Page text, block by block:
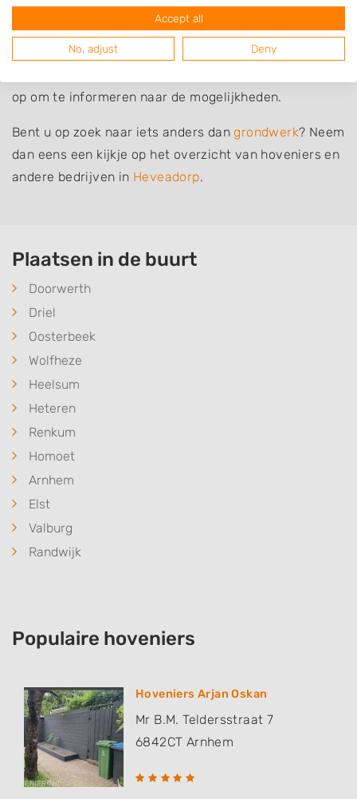
Bent u op zoek naar iemand die u kan helpen bij
grondwerk of grondverzet? De bedrijven in de lijst
hieronder uit Heveadorp en omgeving kunnen u
op om te informeren naar de mogelijkheden.
Bent u op zoek naar iets anders dangrondwerk? Neem
dan eens een kijkje op het overzicht van hoveniers en
andere bedrijven in Heveadorp.
Plaatsen in de buurt
Doorwerth
Driel
Oosterbeek
Wolfheze
Heelsum
Heteren
Renkum
Homoet
Arnhem
Elst
Valburg
Randwijk
Populaire hoveniers
Hoveniers Arjan Oskan
Mr B.M. Teldersstraat 7
6842CT Arnhem
Accept all
No, adjust Deny